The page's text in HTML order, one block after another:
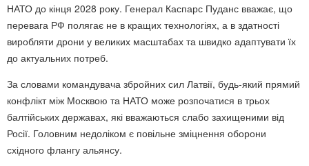
НАТО до кінця 2028 року. Генерал Каспарс Пуданс вважає, що
перевага РФ полягає не в кращих технологіях, а в здатності
виробляти дрони у великих масштабах та швидко адаптувати їх
до актуальних потреб.
За словами командувача збройних сил Латвії, будь-який прямий
конфлікт між Москвою та НАТО може розпочатися в трьох
балтійських державах, які вважаються слабо захищеними від
Росії. Головним недоліком є повільне зміцнення оборони
східного флангу альянсу.